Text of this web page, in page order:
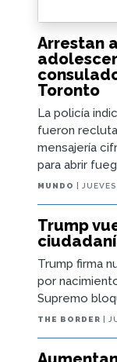
Arrestan
Toronto
La policía
fueron
mensajería
para abrir
MUNDO |
Trump
Trump firma
por
Supremo
THE BORDER |